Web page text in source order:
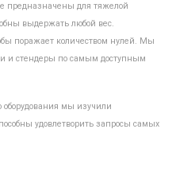
предназначены для тяжелой
выдержать любой вес.
поражает количеством нулей. Мы
и стендеры по самым доступным
оборудования мы изучили
удовлетворить запросы самых